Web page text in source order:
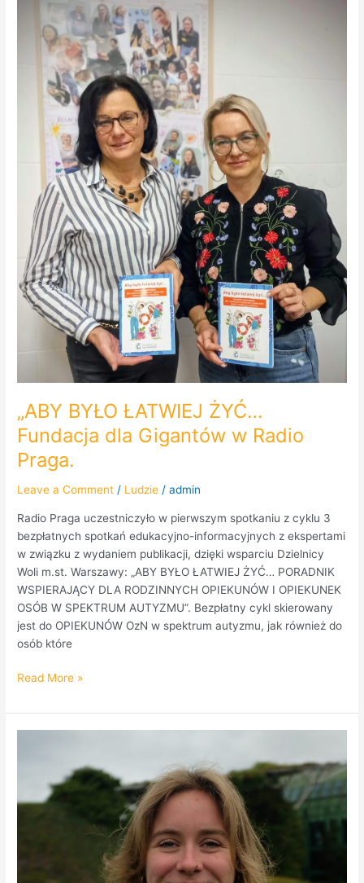
„ABY BYŁO ŁATWIEJ ŻYĆ…
Fundacja dla Gigantów w Radio
Praga.
Leave a Comment / Ludzie /admin
Radio Praga uczestniczyło w pierwszym spotkaniu z cyklu 3
bezpłatnych spotkań edukacyjno-informacyjnych z ekspertami
w związku z wydaniem publikacji, dzięki wsparciu Dzielnicy
Woli m.st. Warszawy: „ABY BYŁO ŁATWIEJ ŻYĆ… PORADNIK
WSPIERAJĄCY DLA RODZINNYCH OPIEKUNÓW I OPIEKUNEK
OSÓB W SPEKTRUM AUTYZMU”. Bezpłatny cykl skierowany
jest do OPIEKUNÓW OzN w spektrum autyzmu, jak również do
osób które
ŁATWIEJ
ŻYĆ…
Fundacja
Gigantów
Read More »
w